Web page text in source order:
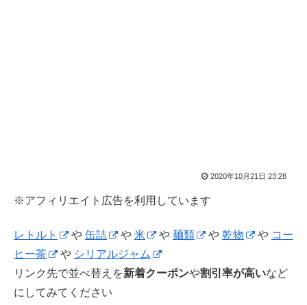
2020年10月21日 23:28
※アフィリエイト広告を利用しています
レトルト や 缶詰 や 米 や 麺類 や 乾物 や コー
ヒー茶
や シリアルジャム
リンク先で並べ替えを新着クーポンや割引率が高いなど
にしてみてください